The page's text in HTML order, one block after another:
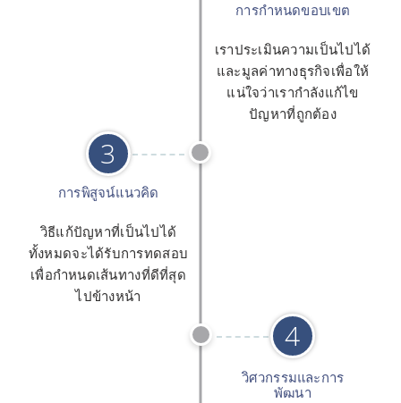
การกำหนดขอบเขต
เราประเมินความเป็นไปได้
และมูลค่าทางธุรกิจเพื่อให้
แน่ใจว่าเรากำลังแก้ไข
ปัญหาที่ถูกต้อง
3
การพิสูจน์แนวคิด
วิธีแก้ปัญหาที่เป็นไปได้
ทั้งหมดจะได้รับการทดสอบ
เพื่อกำหนดเส้นทางที่ดีที่สุด
ไปข้างหน้า
4
วิศวกรรมและการ
พัฒนา